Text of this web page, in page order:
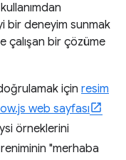
bir deneyim sunmak
çalışan bir çözüme
için resim
web sayfası
örneklerini
"merhaba